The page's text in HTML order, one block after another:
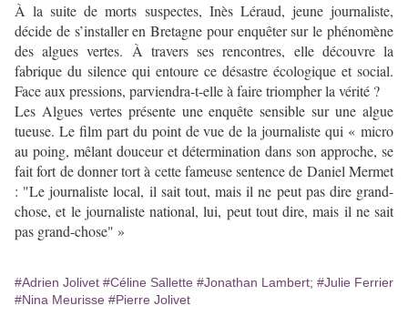
À la suite de morts suspectes, Inès Léraud, jeune journaliste,
décide de s’installer en Bretagne pour enquêter sur le phénomène
des algues vertes. À travers ses rencontres, elle découvre la
fabrique du silence qui entoure ce désastre écologique et social.
Face aux pressions, parviendra-t-elle à faire triompher la vérité ?
Les Algues vertes présente une enquête sensible sur une algue
tueuse. Le film part du point de vue de la journaliste qui « micro
au poing, mêlant douceur et détermination dans son approche, se
fait fort de donner tort à cette fameuse sentence de Daniel Mermet
: "Le journaliste local, il sait tout, mais il ne peut pas dire grand-
chose, et le journaliste national, lui, peut tout dire, mais il ne sait
pas grand-chose" »
#Adrien Jolivet #Céline Sallette #Jonathan Lambert; #Julie Ferrier
#Nina Meurisse #Pierre Jolivet